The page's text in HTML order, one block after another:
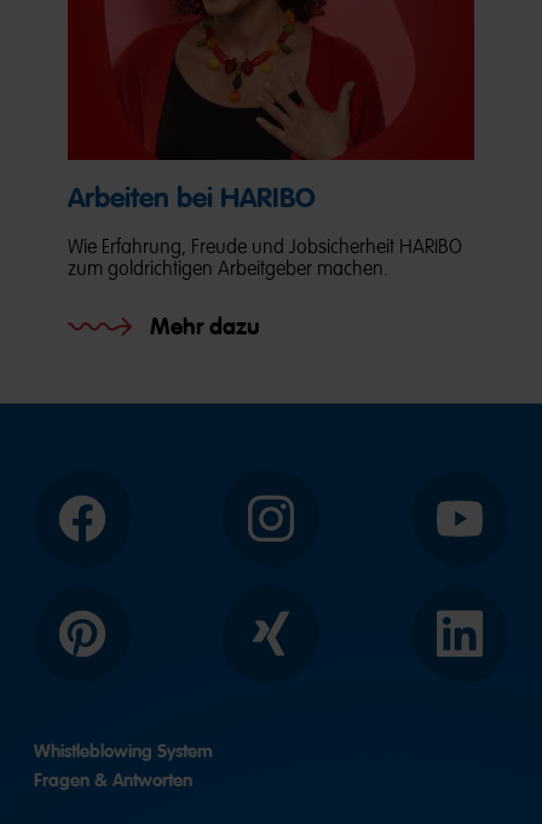
Arbeiten bei HARIBO
Wie Erfahrung, Freude und Jobsicherheit HARIBO
zum goldrichtigen Arbeitgeber machen.
Mehr dazu
Facebook Instagram YouTube
Pinterest Xing LinkedIn
Whistleblowing System
Fragen & Antworten